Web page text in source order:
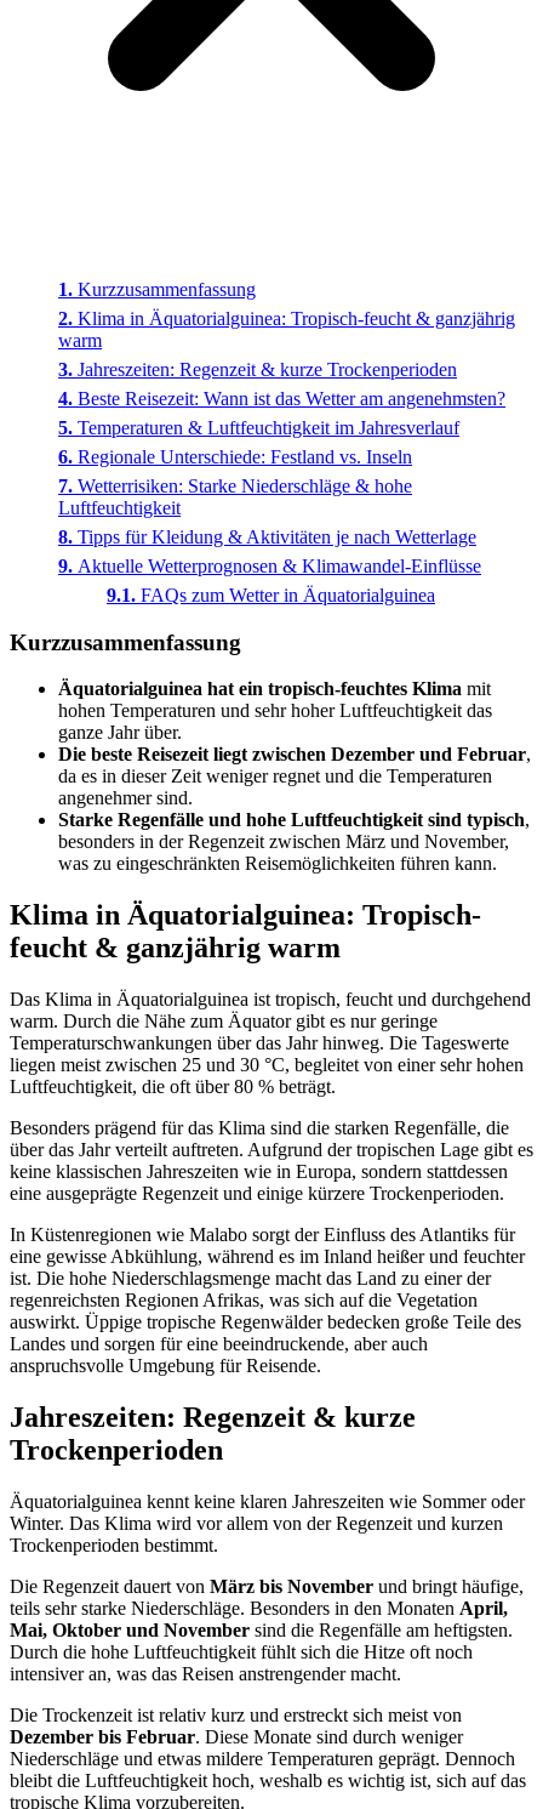
Kurzzusammenfassung
Klima in Äquatorialguinea: Tropisch-feucht & ganzjährig
warm
Jahreszeiten: Regenzeit & kurze Trockenperioden
Beste Reisezeit: Wann ist das Wetter am angenehmsten?
Temperaturen & Luftfeuchtigkeit im Jahresverlauf
Regionale Unterschiede: Festland vs. Inseln
Wetterrisiken: Starke Niederschläge & hohe
Luftfeuchtigkeit
Tipps für Kleidung & Aktivitäten je nach Wetterlage
Aktuelle Wetterprognosen & Klimawandel-Einflüsse
FAQs zum Wetter in Äquatorialguinea
Kurzzusammenfassung
Äquatorialguinea hat ein tropisch-feuchtes Klima mit
hohen Temperaturen und sehr hoher Luftfeuchtigkeit das
ganze Jahr über.
Die beste Reisezeit liegt zwischen Dezember und Februar,
da es in dieser Zeit weniger regnet und die Temperaturen
angenehmer sind.
Starke Regenfälle und hohe Luftfeuchtigkeit sind typisch,
besonders in der Regenzeit zwischen März und November,
was zu eingeschränkten Reisemöglichkeiten führen kann.
Klima in Äquatorialguinea: Tropisch-
feucht & ganzjährig warm
Das Klima in Äquatorialguinea ist tropisch, feucht und durchgehend
warm. Durch die Nähe zum Äquator gibt es nur geringe
Temperaturschwankungen über das Jahr hinweg. Die Tageswerte
liegen meist zwischen 25 und 30 °C, begleitet von einer sehr hohen
Luftfeuchtigkeit, die oft über 80 % beträgt.
Besonders prägend für das Klima sind die starken Regenfälle, die
über das Jahr verteilt auftreten. Aufgrund der tropischen Lage gibt es
keine klassischen Jahreszeiten wie in Europa, sondern stattdessen
eine ausgeprägte Regenzeit und einige kürzere Trockenperioden.
In Küstenregionen wie Malabo sorgt der Einfluss des Atlantiks für
eine gewisse Abkühlung, während es im Inland heißer und feuchter
ist. Die hohe Niederschlagsmenge macht das Land zu einer der
regenreichsten Regionen Afrikas, was sich auf die Vegetation
auswirkt. Üppige tropische Regenwälder bedecken große Teile des
Landes und sorgen für eine beeindruckende, aber auch
anspruchsvolle Umgebung für Reisende.
Jahreszeiten: Regenzeit & kurze
Trockenperioden
Äquatorialguinea kennt keine klaren Jahreszeiten wie Sommer oder
Winter. Das Klima wird vor allem von der Regenzeit und kurzen
Trockenperioden bestimmt.
Die Regenzeit dauert von März bis November und bringt häufige,
teils sehr starke Niederschläge. Besonders in den Monaten April,
Mai, Oktober und November sind die Regenfälle am heftigsten.
Durch die hohe Luftfeuchtigkeit fühlt sich die Hitze oft noch
intensiver an, was das Reisen anstrengender macht.
Die Trockenzeit ist relativ kurz und erstreckt sich meist von
Dezember bis Februar. Diese Monate sind durch weniger
Niederschläge und etwas mildere Temperaturen geprägt. Dennoch
bleibt die Luftfeuchtigkeit hoch, weshalb es wichtig ist, sich auf das
tropische Klima vorzubereiten.